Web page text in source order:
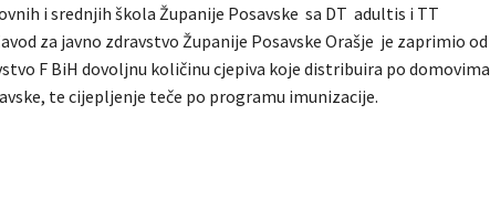
i srednjih škola Županije Posavske sa DT adultis i TT
za javno zdravstvo Županije Posavske Orašje je zaprimio od
F BiH dovoljnu količinu cjepiva koje distribuira po domovima
te cijepljenje teče po programu imunizacije.